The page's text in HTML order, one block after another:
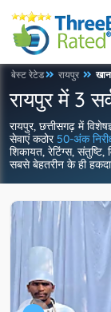
बेस्ट रेटेड रायपुर
रायपुर में 3
रायपुर, छत्तीसगढ़ में
सेवाएं कठोर 50-अंक
शिकायत, रेटिंग्स,
सबसे बेहतरीन के ही